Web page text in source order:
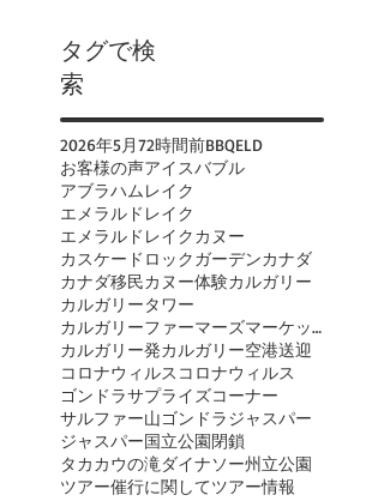
タグで検
索
2026年5月72時間前BBQELD
お客様の声アイスバブル
アブラハムレイク
エメラルドレイク
エメラルドレイクカヌー
カスケードロックガーデンカナダ
カナダ移民カヌー体験カルガリー
カルガリータワー
カルガリーファーマーズマーケット
カルガリー発カルガリー空港送迎
コロナウィルス コロナウィルス
ゴンドラサプライズコーナー
サルファー山ゴンドラジャスパー
ジャスパー国立公園閉鎖
タカカウの滝ダイナソー州立公園
ツアー催行に関してツアー情報